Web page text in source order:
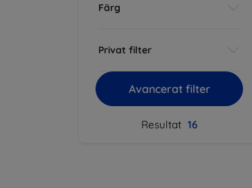
Färg
Privat filter
Avancerat filter
Resultat 16